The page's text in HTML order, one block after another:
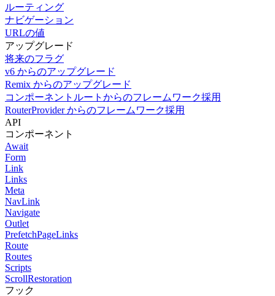
ルーティング
ナビゲーション
URLの値
アップグレード
将来のフラグ
v6 からのアップグレード
Remix からのアップグレード
コンポーネントルートからのフレームワーク採用
RouterProvider からのフレームワーク採用
API
コンポーネント
Await
Form
Link
Links
Meta
NavLink
Navigate
Outlet
PrefetchPageLinks
Route
Routes
Scripts
ScrollRestoration
フック